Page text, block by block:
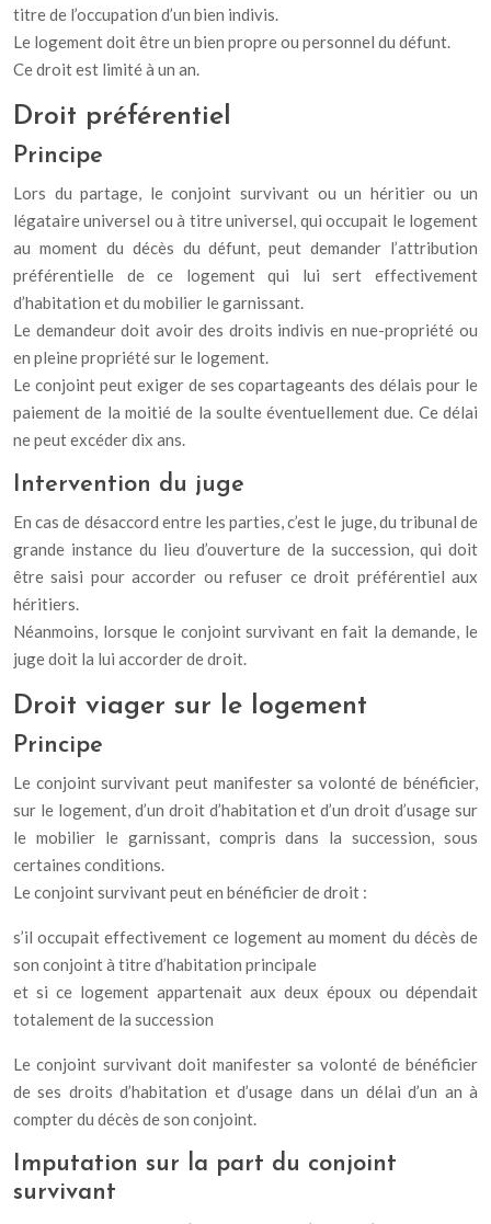
titre de l’occupation d’un bien indivis.
Le logement doit être un bien propre ou personnel du défunt.
Ce droit est limité à un an.
Droit préférentiel
Principe
Lors du partage, le conjoint survivant ou un héritier ou un
légataire universel ou à titre universel, qui occupait le logement
au moment du décès du défunt, peut demander l’attribution
préférentielle de ce logement qui lui sert effectivement
d’habitation et du mobilier le garnissant.
Le demandeur doit avoir des droits indivis en nue-propriété ou
en pleine propriété sur le logement.
Le conjoint peut exiger de ses copartageants des délais pour le
paiement de la moitié de la soulte éventuellement due. Ce délai
ne peut excéder dix ans.
Intervention du juge
En cas de désaccord entre les parties, c’est le juge, du tribunal de
grande instance du lieu d’ouverture de la succession, qui doit
être saisi pour accorder ou refuser ce droit préférentiel aux
héritiers.
Néanmoins, lorsque le conjoint survivant en fait la demande, le
juge doit la lui accorder de droit.
Droit viager sur le logement
Principe
Le conjoint survivant peut manifester sa volonté de bénéficier,
sur le logement, d’un droit d’habitation et d’un droit d’usage sur
le mobilier le garnissant, compris dans la succession, sous
certaines conditions.
Le conjoint survivant peut en bénéficier de droit :
s’il occupait effectivement ce logement au moment du décès de
son conjoint à titre d’habitation principale
et si ce logement appartenait aux deux époux ou dépendait
totalement de la succession
Le conjoint survivant doit manifester sa volonté de bénéficier
de ses droits d’habitation et d’usage dans un délai d’un an à
compter du décès de son conjoint.
Imputation sur la part du conjoint
survivant